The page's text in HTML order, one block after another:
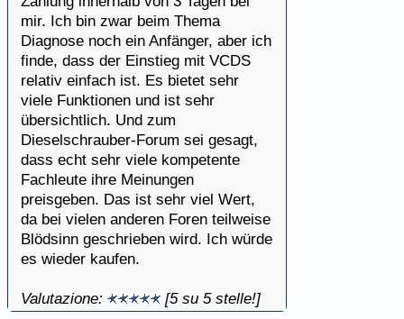
mir. Ich bin zwar beim Thema
Diagnose noch ein Anfänger, aber ich
finde, dass der Einstieg mit VCDS
relativ einfach ist. Es bietet sehr
viele Funktionen und ist sehr
übersichtlich. Und zum
Dieselschrauber-Forum sei gesagt,
dass echt sehr viele kompetente
Fachleute ihre Meinungen
preisgeben. Das ist sehr viel Wert,
da bei vielen anderen Foren teilweise
Blödsinn geschrieben wird. Ich würde
es wieder kaufen.
Valutazione: [5 su 5 stelle!]